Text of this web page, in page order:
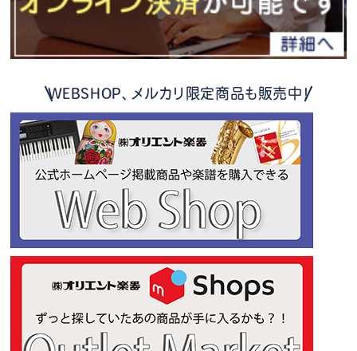
WEBSHOP、メルカリ限定商品も販売中！